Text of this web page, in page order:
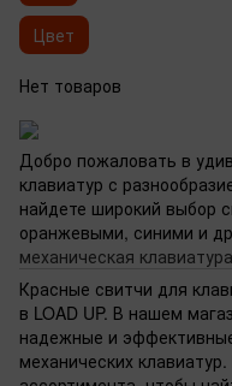
Цвет
Нет товаров
Добро пожаловать в
клавиатур с
найдете широкий выбор
оранжевыми, синими и
механическая клавиатура
Красные свитчи для
в LOAD UP. В нашем
надежные и
механических